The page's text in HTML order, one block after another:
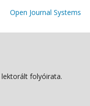
Open Journal Systems
lektorált folyóirata.